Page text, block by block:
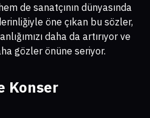
de sanatçının dünyasında
öne çıkan bu sözler,
daha da artırıyor ve
gözler önüne seriyor.
Konser